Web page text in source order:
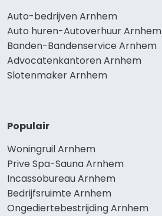
Auto-bedrijven Arnhem
Auto huren-Autoverhuur Arnhem
Banden-Bandenservice Arnhem
Advocatenkantoren Arnhem
Slotenmaker Arnhem
Populair
Woningruil Arnhem
Prive Spa-Sauna Arnhem
Incassobureau Arnhem
Bedrijfsruimte Arnhem
Ongediertebestrijding Arnhem